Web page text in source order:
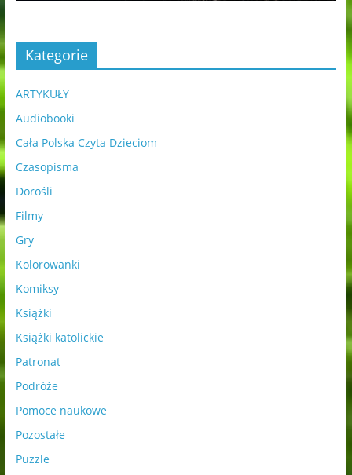
Kategorie
ARTYKUŁY
Audiobooki
Cała Polska Czyta Dzieciom
Czasopisma
Dorośli
Filmy
Gry
Kolorowanki
Komiksy
Książki
Książki katolickie
Patronat
Podróże
Pomoce naukowe
Pozostałe
Puzzle